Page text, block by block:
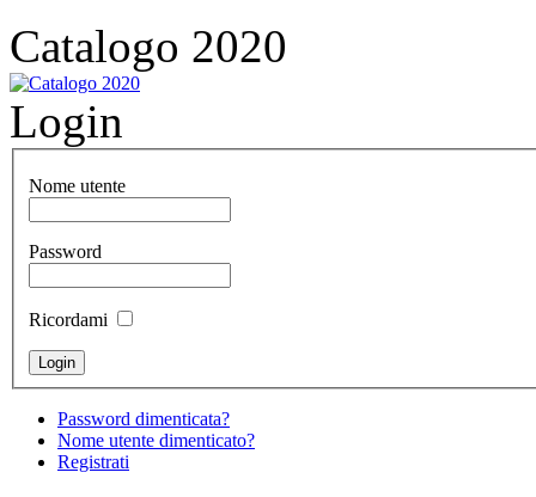
Catalogo 2020
Login
Nome utente
Password
Ricordami
Password dimenticata?
Nome utente dimenticato?
Registrati